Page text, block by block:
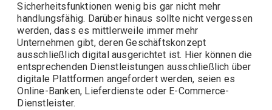
Sicherheitsfunktionen wenig bis gar nicht mehr
handlungsfähig. Darüber hinaus sollte nicht vergessen
werden, dass es mittlerweile immer mehr
Unternehmen gibt, deren Geschäftskonzept
ausschließlich digital ausgerichtet ist. Hier können die
entsprechenden Dienstleistungen ausschließlich über
digitale Plattformen angefordert werden, seien es
Online-Banken, Lieferdienste oder E-Commerce-
Dienstleister.